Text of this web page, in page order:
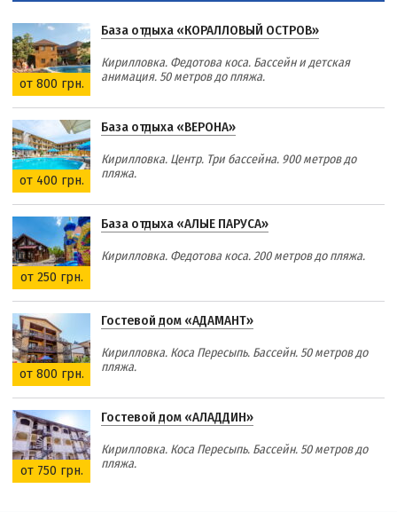
от 800 грн.
База отдыха «КОРАЛЛОВЫЙ ОСТРОВ»
Кирилловка. Федотова коса. Бассейн и детская
анимация. 50 метров до пляжа.
от 400 грн.
База отдыха «ВЕРОНА»
Кирилловка. Центр. Три бассейна. 900 метров до
пляжа.
от 250 грн.
База отдыха «АЛЫЕ ПАРУСА»
Кирилловка. Федотова коса. 200 метров до пляжа.
от 800 грн.
Гостевой дом «АДАМАНТ»
Кирилловка. Коса Пересыпь. Бассейн. 50 метров до
пляжа.
от 750 грн.
Гостевой дом «АЛАДДИН»
Кирилловка. Коса Пересыпь. Бассейн. 50 метров до
пляжа.